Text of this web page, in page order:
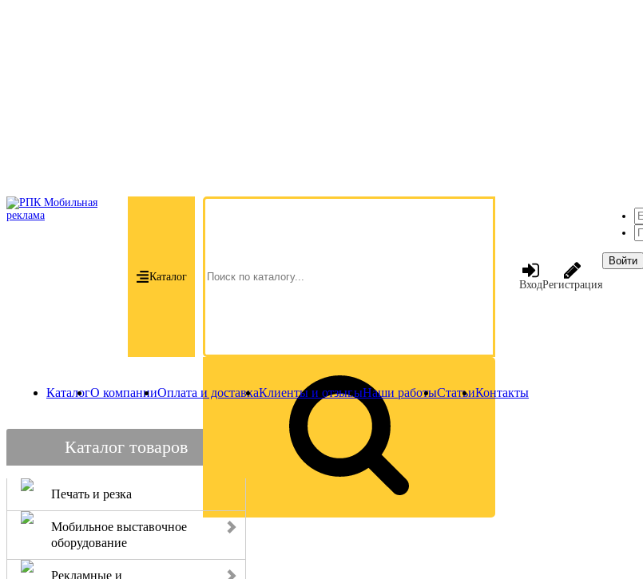
Каталог
ВходРегистрация
Войти
КаталогО компанииОплата и доставкаКлиенты и отзывыНаши работыСтатьиКонтакты
Каталог товаров
Печать и резка
Мобильное выставочное
оборудование
Рекламные и